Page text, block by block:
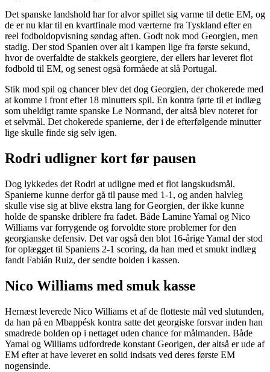
Det spanske landshold har for alvor spillet sig varme til dette EM, og
de er nu klar til en kvartfinale mod værterne fra Tyskland efter en
reel fodboldopvisning søndag aften. Godt nok mod Georgien, men
stadig. Der stod Spanien over alt i kampen lige fra første sekund,
hvor de overfaldte de stakkels georgiere, der ellers har leveret flot
fodbold til EM, og senest også formåede at slå Portugal.
Stik mod spil og chancer blev det dog Georgien, der chokerede med
at komme i front efter 18 minutters spil. En kontra førte til et indlæg
som uheldigt ramte spanske Le Normand, der altså blev noteret for
et selvmål. Det chokerede spanierne, der i de efterfølgende minutter
lige skulle finde sig selv igen.
Rodri udligner kort før pausen
Dog lykkedes det Rodri at udligne med et flot langskudsmål.
Spanierne kunne derfor gå til pause med 1-1, og anden halvleg
skulle vise sig at blive ekstra lang for Georgien, der ikke kunne
holde de spanske driblere fra fadet. Både Lamine Yamal og Nico
Williams var forrygende og forvoldte store problemer for den
georgianske defensiv. Det var også den blot 16-årige Yamal der stod
for oplægget til Spaniens 2-1 scoring, da han med et smukt indlæg
fandt Fabián Ruiz, der sendte bolden i kassen.
Nico Williams med smuk kasse
Hernæst leverede Nico Williams et af de flotteste mål ved slutunden,
da han på en Mbappésk kontra satte det georgiske forsvar inden han
smadrede bolden op i nettaget uden chance for målmanden. Både
Yamal og Williams udfordrede konstant Georigen, der altså er ude af
EM efter at have leveret en solid indsats ved deres første EM
nogensinde.